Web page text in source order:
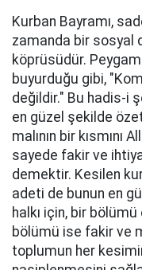
Kurban Bayramı,
zamanda bir sosyal
köprüsüdür.
buyurduğu gibi,
değildir." Bu hadis-i
en güzel şekilde
malının bir kısmını
sayede fakir ve
demektir. Kesilen
adeti de bunun en
halkı için, bir
bölümü ise fakir ve
toplumun her